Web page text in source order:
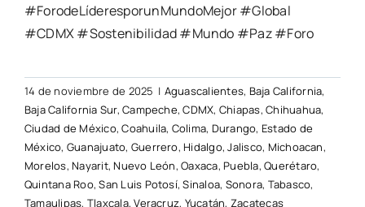
#ForodeLíderesporunMundoMejor #Global
#CDMX #Sostenibilidad #Mundo #Paz #Foro
14 de noviembre de 2025 | Aguascalientes, Baja California,
Baja California Sur,Campeche,CDMX, Chiapas,Chihuahua,
Ciudad de México,Coahuila, Colima, Durango, Estado de
México, Guanajuato, Guerrero, Hidalgo,Jalisco, Michoacan,
Morelos, Nayarit, Nuevo León,Oaxaca, Puebla,Querétaro,
Quintana Roo,San Luis Potosí,Sinaloa, Sonora, Tabasco,
Tamaulipas, Tlaxcala,Veracruz, Yucatán, Zacatecas